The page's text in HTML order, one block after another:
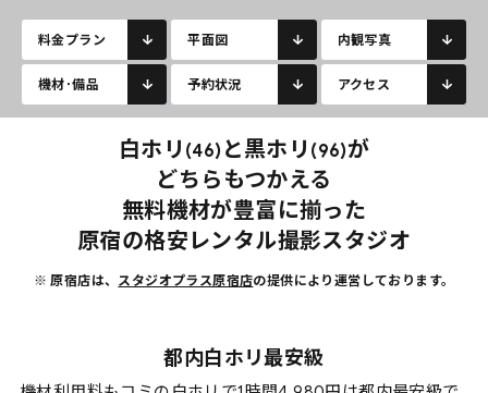
料金プラン 平面図 内観写真
機材･備品 予約状況 アクセス
白ホリ (46) と黒ホリ (96)が
どちらもつかえる
無料機材が豊富に揃った
原宿の格安レンタル撮影スタジオ
※ 原宿店は、 スタジオプラス原宿店の提供により運営しております。
都内白ホリ最安級